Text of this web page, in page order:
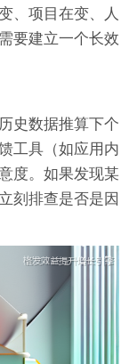
、项目在变、人
要建立一个长效
史数据推算下个
工具（如应用内
度。如果发现某
刻排查是否是因